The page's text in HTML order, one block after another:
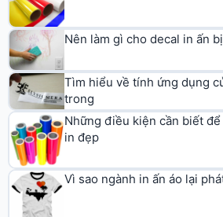
Nên làm gì cho decal in ấn
Tìm hiểu về tính ứng dụng
trong
Những điều kiện cần biết
in đẹp
Vì sao ngành in ấn áo lại